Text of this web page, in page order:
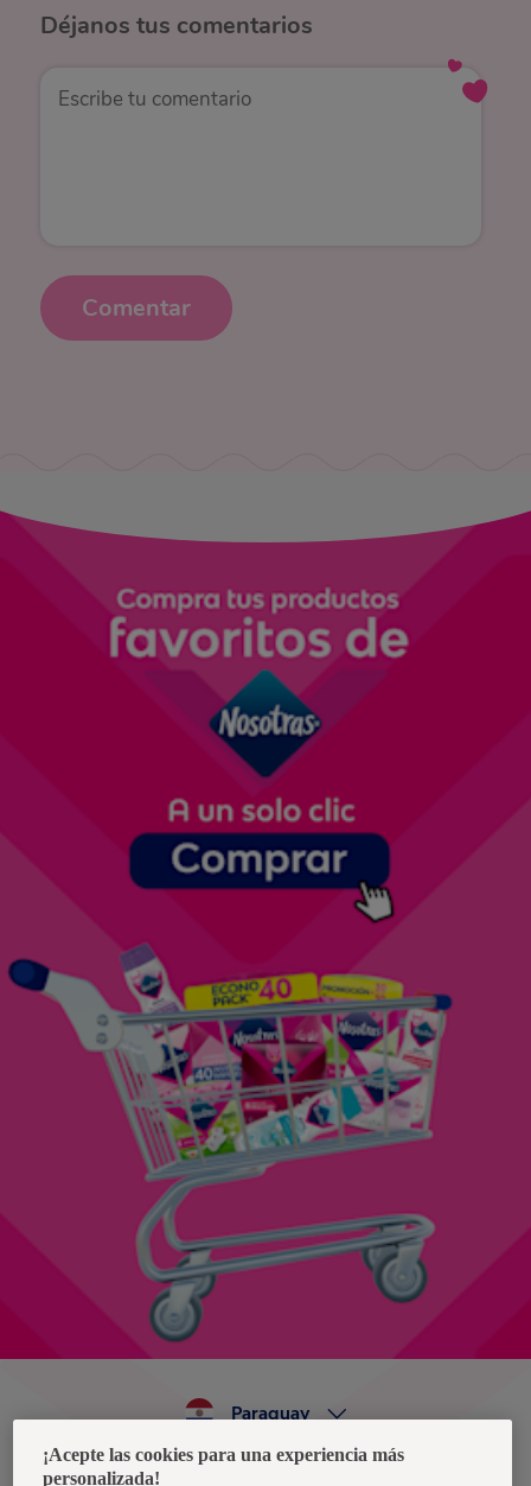
Déjanos tus comentarios
Comentar
Paraguay
¡Acepte las cookies para una experiencia más
personalizada!